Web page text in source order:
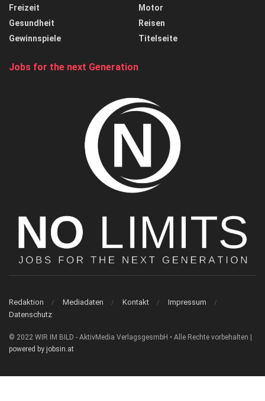
Freizeit
Gesundheit
Gewinnspiele
Motor
Reisen
Titelseite
Jobs for the next Generation
Redaktion Mediadaten Kontakt
Impressum
Datenschutz
© 2022 WIR IM BILD - AktivMedia VerlagsgesmbH • Alle Rechte vorbehalten |
powered by jobsin.at